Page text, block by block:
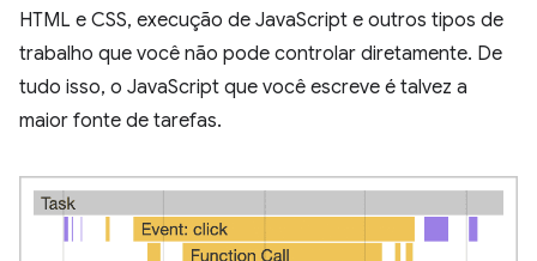
HTML e CSS, execução de JavaScript e outros tipos de
trabalho que você não pode controlar diretamente. De
tudo isso, o JavaScript que você escreve é talvez a
maior fonte de tarefas.